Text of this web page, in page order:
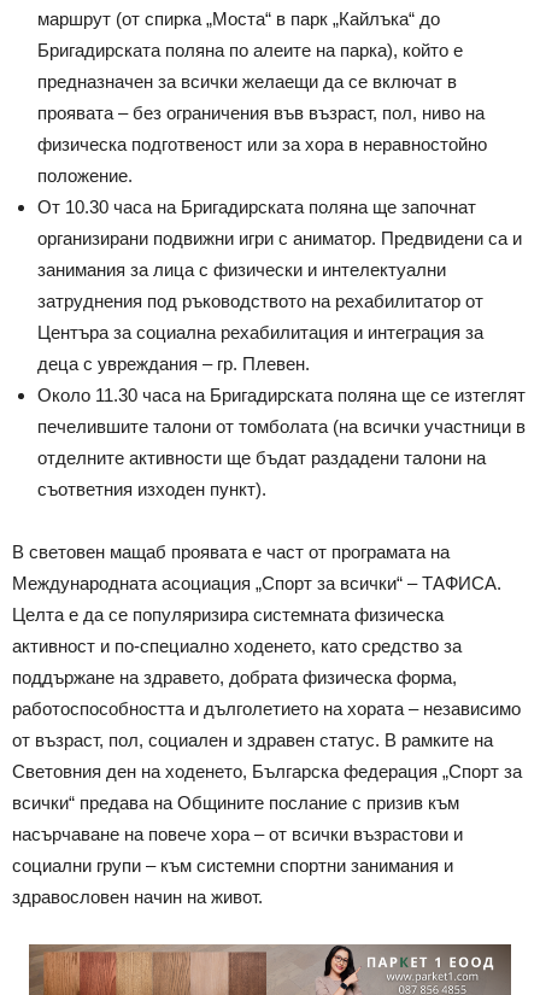
маршрут (от спирка „Моста“ в парк „Кайлъка“ до
Бригадирската поляна по алеите на парка), който е
предназначен за всички желаещи да се включат в
проявата – без ограничения във възраст, пол, ниво на
физическа подготвеност или за хора в неравностойно
положение.
От 10.30 часа на Бригадирската поляна ще започнат
организирани подвижни игри с аниматор. Предвидени са и
занимания за лица с физически и интелектуални
затруднения под ръководството на рехабилитатор от
Центъра за социална рехабилитация и интеграция за
деца с увреждания – гр. Плевен.
Около 11.30 часа на Бригадирската поляна ще се изтеглят
печелившите талони от томболата (на всички участници в
отделните активности ще бъдат раздадени талони на
съответния изходен пункт).
В световен мащаб проявата е част от програмата на
Международната асоциация „Спорт за всички“ – ТАФИСА.
Целта е да се популяризира системната физическа
активност и по-специално ходенето, като средство за
поддържане на здравето, добрата физическа форма,
работоспособността и дълголетието на хората – независимо
от възраст, пол, социален и здравен статус. В рамките на
Световния ден на ходенето, Българска федерация „Спорт за
всички“ предава на Общините послание с призив към
насърчаване на повече хора – от всички възрастови и
социални групи – към системни спортни занимания и
здравословен начин на живот.